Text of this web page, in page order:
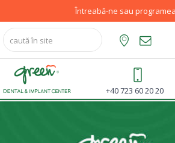
+40 723 60 20 20
Întreabă-ne sau